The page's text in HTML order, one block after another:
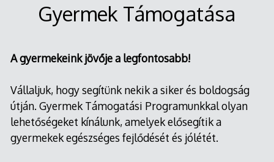
Gyermek Támogatása
A gyermekeink jövője a legfontosabb!
Vállaljuk, hogy segítünk nekik a siker és boldogság
útján. Gyermek Támogatási Programunkkal olyan
lehetőségeket kínálunk, amelyek elősegítik a
gyermekek egészséges fejlődését és jólétét.